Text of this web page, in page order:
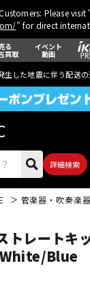
Please visit
" for direct
る
買取
イベント
動画
生した地震に伴う配送
詳細検索
管楽器・吹奏楽器
トレート
Blue